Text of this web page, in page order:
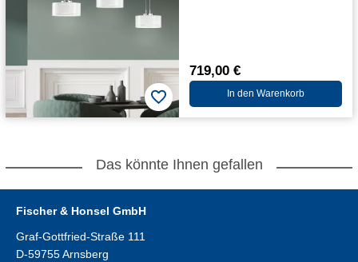
719,00 €
In den Warenkorb
Das könnte Ihnen gefallen
Fischer & Honsel GmbH
Graf-Gottfried-Straße 111
D-59755 Arnsberg